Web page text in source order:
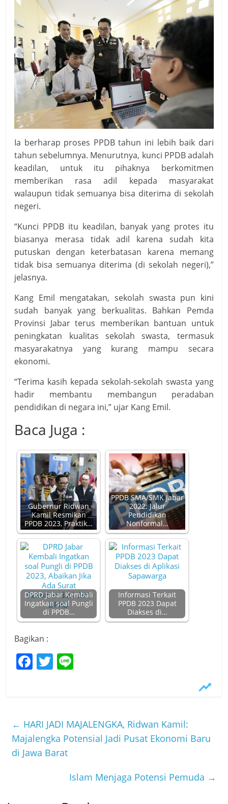
Ia berharap proses PPDB tahun ini lebih baik dari
tahun sebelumnya. Menurutnya, kunci PPDB adalah
keadilan, untuk itu pihaknya berkomitmen
memberikan rasa adil kepada masyarakat
walaupun tidak semuanya bisa diterima di sekolah
negeri.
“Kunci PPDB itu keadilan, banyak yang protes itu
biasanya merasa tidak adil karena sudah kita
putuskan dengan keterbatasan karena memang
tidak bisa semuanya diterima (di sekolah negeri),”
jelasnya.
Kang Emil mengatakan, sekolah swasta pun kini
sudah banyak yang berkualitas. Bahkan Pemda
Provinsi Jabar terus memberikan bantuan untuk
peningkatan kualitas sekolah swasta, termasuk
masyarakatnya yang kurang mampu secara
ekonomi.
“Terima kasih kepada sekolah-sekolah swasta yang
hadir membantu membangun peradaban
pendidikan di negara ini,” ujar Kang Emil.
Baca Juga :
Gubernur Ridwan
Kamil Resmikan
PPDB 2023, Praktik…
PPDB SMA/SMK Jabar
2022: Jalur
Pendidikan
Nonformal…
DPRD Jabar Kembali
Ingatkan soal Pungli
di PPDB…
Informasi Terkait
PPDB 2023 Dapat
Diakses di…
Bagikan :
F
b
o
o
T
← HARI JADI MAJALENGKA, Ridwan Kamil:
Majalengka Potensial Jadi Pusat Ekonomi Baru
di Jawa Barat
Islam Menjaga Potensi Pemuda →